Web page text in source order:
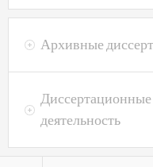
Архивные
деятельность